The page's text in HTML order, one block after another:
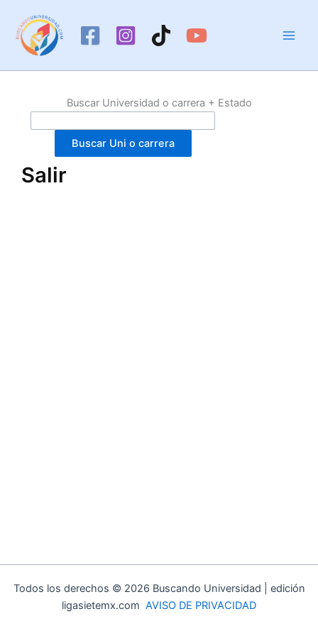
contenido
Buscar Universidad o carrera + Estado
Buscar Uni o carrera
Salir
Todos los derechos © 2026 Buscando Universidad | edición
ligasietemx.com AVISO DE PRIVACIDAD